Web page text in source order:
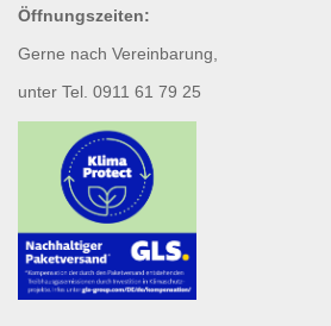
Öffnungszeiten:
Gerne nach Vereinbarung,
unter Tel. 0911 61 79 25